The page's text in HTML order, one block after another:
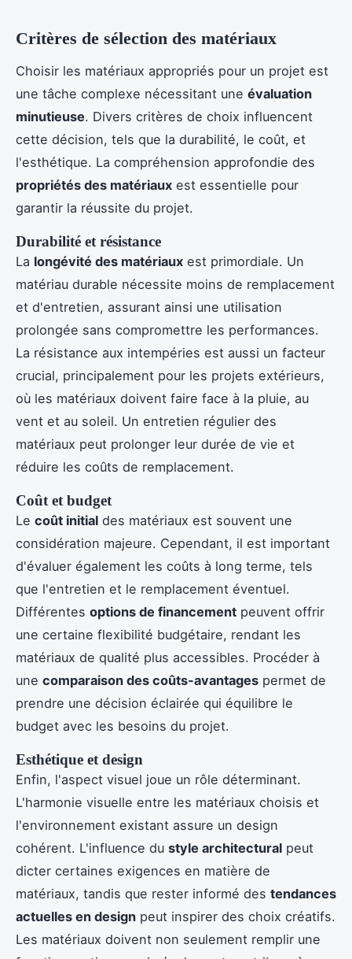
Critères de sélection des matériaux
Choisir les matériaux appropriés pour un projet est
une tâche complexe nécessitant une évaluation
minutieuse. Divers critères de choix influencent
cette décision, tels que la durabilité, le coût, et
l'esthétique. La compréhension approfondie des
propriétés des matériaux est essentielle pour
garantir la réussite du projet.
Durabilité et résistance
La longévité des matériaux est primordiale. Un
matériau durable nécessite moins de remplacement
et d'entretien, assurant ainsi une utilisation
prolongée sans compromettre les performances.
La résistance aux intempéries est aussi un facteur
crucial, principalement pour les projets extérieurs,
où les matériaux doivent faire face à la pluie, au
vent et au soleil. Un entretien régulier des
matériaux peut prolonger leur durée de vie et
réduire les coûts de remplacement.
Coût et budget
Le coût initial des matériaux est souvent une
considération majeure. Cependant, il est important
d'évaluer également les coûts à long terme, tels
que l'entretien et le remplacement éventuel.
Différentes options de financement peuvent offrir
une certaine flexibilité budgétaire, rendant les
matériaux de qualité plus accessibles. Procéder à
une comparaison des coûts-avantages permet de
prendre une décision éclairée qui équilibre le
budget avec les besoins du projet.
Esthétique et design
Enfin, l'aspect visuel joue un rôle déterminant.
L'harmonie visuelle entre les matériaux choisis et
l'environnement existant assure un design
cohérent. L'influence du style architectural peut
dicter certaines exigences en matière de
matériaux, tandis que rester informé des tendances
actuelles en design peut inspirer des choix créatifs.
Les matériaux doivent non seulement remplir une